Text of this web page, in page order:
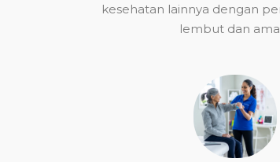
kesehatan lainnya dengan
lembut dan